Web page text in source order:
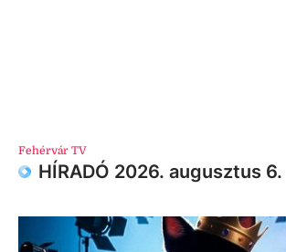
Fehérvár TV
HÍRADÓ 2026. augusztus 6.